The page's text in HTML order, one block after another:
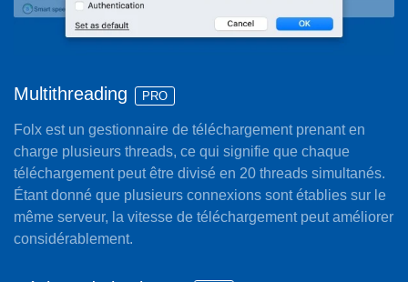
Multithreading PRO
Folx est un gestionnaire de téléchargement prenant en
charge plusieurs threads, ce qui signifie que chaque
téléchargement peut être divisé en 20 threads simultanés.
Étant donné que plusieurs connexions sont établies sur le
même serveur, la vitesse de téléchargement peut améliorer
considérablement.